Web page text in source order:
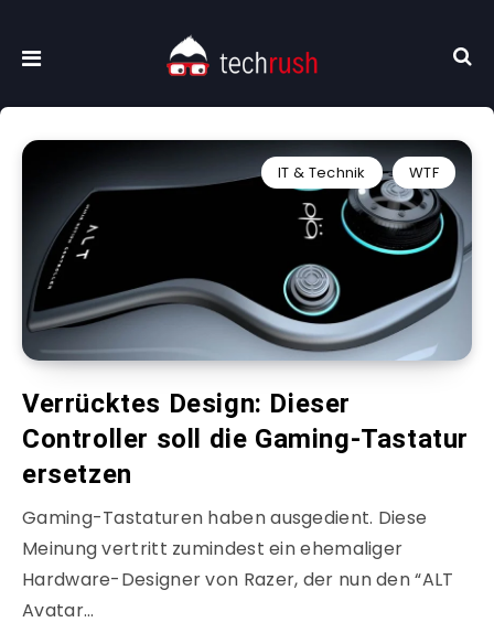
IT & Technik WTF
Verrücktes Design: Dieser
Controller soll die Gaming-Tastatur
ersetzen
Gaming-Tastaturen haben ausgedient. Diese
Meinung vertritt zumindest ein ehemaliger
Hardware-Designer von Razer, der nun den “ALT
Avatar…